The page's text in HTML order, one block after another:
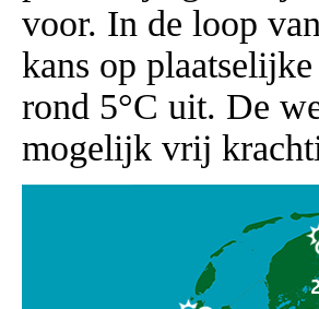
voor. In de loop
kans op
rond 5°C uit. De
mogelijk vrij